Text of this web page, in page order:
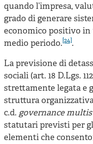
quando l’impresa,
grado di generare
economico positivo
medio periodo.[24].
La previsione di
sociali (art. 18 D.Lgs.
strettamente legata e
struttura
c.d. governance
statutari previsti per
elementi che